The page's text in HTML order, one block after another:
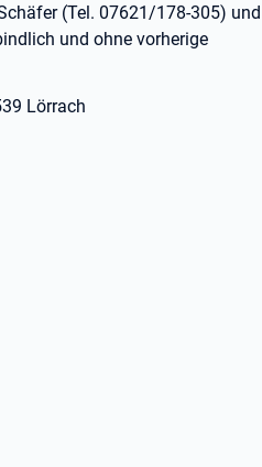
(Tel. 07621/178-305) und
und ohne vorherige
Lörrach